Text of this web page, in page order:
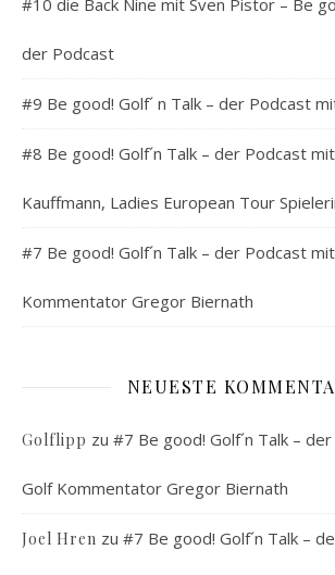
#10 die Back Nine mit Sven Pistor – Be
der Podcast
#9 Be good! Golf´ n Talk – der Podcast
#8 Be good! Golf´n Talk – der Podcast
Kauffmann, Ladies European Tour
#7 Be good! Golf´n Talk – der Podcast
Kommentator Gregor Biernath
NEUESTE
Golflipp zu #7 Be good! Golf´n Talk –
Golf Kommentator Gregor Biernath
Joel Hren zu #7 Be good! Golf´n Talk –